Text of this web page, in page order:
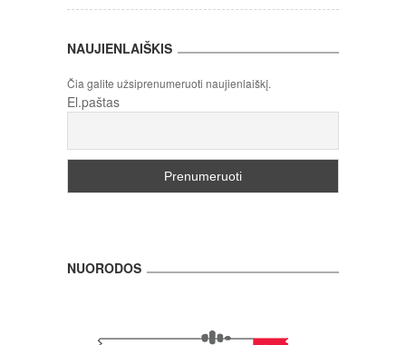
NAUJIENLAIŠKIS
Čia galite užsiprenumeruoti naujienlaiškį.
El.paštas
NUORODOS